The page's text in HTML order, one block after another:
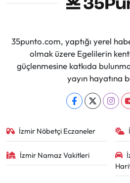
35punto.com, yaptığı yerel
olmak üzere Egelilerin
güçlenmesine katkıda
yayın hayatına
İzmir Nöbetçi Eczaneler
İzmir Namaz Vakitleri